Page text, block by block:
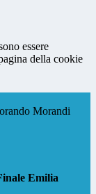
essere
della cookie
Morandi
Emilia